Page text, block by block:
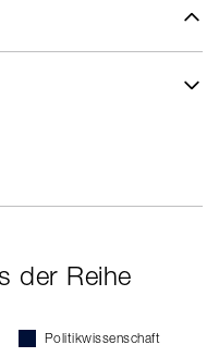
der Reihe
Politikwissenschaft